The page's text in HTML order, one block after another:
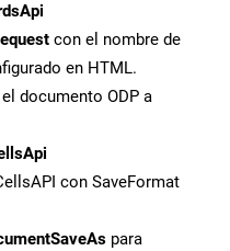
con el nombre de
en HTML.
documento ODP a
con SaveFormat
para